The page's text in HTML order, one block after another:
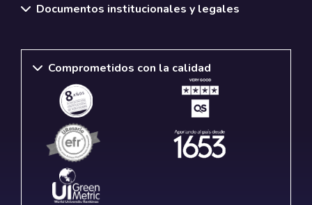
Documentos institucionales y legales
Comprometidos con la calidad